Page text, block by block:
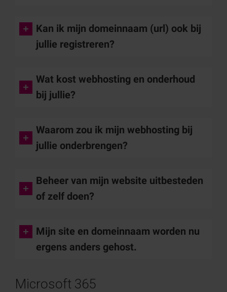
Kan ik mijn domeinnaam (url) ook bij
jullie registreren?
Wat kost webhosting en onderhoud
bij jullie?
Waarom zou ik mijn webhosting bij
jullie onderbrengen?
Beheer van mijn website uitbesteden
of zelf doen?
Mijn site en domeinnaam worden nu
ergens anders gehost.
Microsoft 365